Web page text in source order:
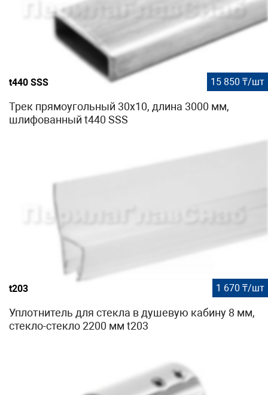
t440 SSS 15 850 ₸/шт
Трек прямоугольный 30х10, длина 3000 мм,
шлифованный t440 SSS
t203 1 670 ₸/шт
Уплотнитель для стекла в душевую кабину 8 мм,
стекло-стекло 2200 мм t203